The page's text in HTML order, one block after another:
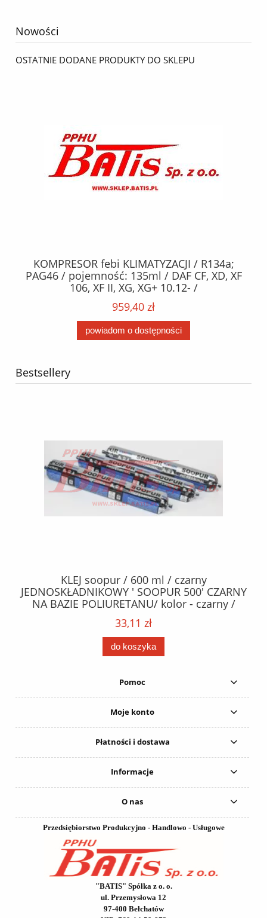
Nowości
OSTATNIE DODANE PRODUKTY DO SKLEPU
KOMPRESOR febi KLIMATYZACJI / R134a;
PAG46 / pojemność: 135ml / DAF CF, XD, XF
106, XF II, XG, XG+ 10.12- /
959,40 zł
powiadom o dostępności
Bestsellery
KLEJ soopur / 600 ml / czarny
JEDNOSKŁADNIKOWY ' SOOPUR 500' CZARNY
NA BAZIE POLIURETANU/ kolor - czarny /
karton 20 szt. / pistolet do kleju 307730 /
33,11 zł
do koszyka
Pomoc
Moje konto
Płatności i dostawa
Informacje
O nas
Przedsiębiorstwo Produkcyjno - Handlowo - Usługowe
"BATIS" Spółka z o. o.
ul. Przemysłowa 12
97-400 Bełchatów